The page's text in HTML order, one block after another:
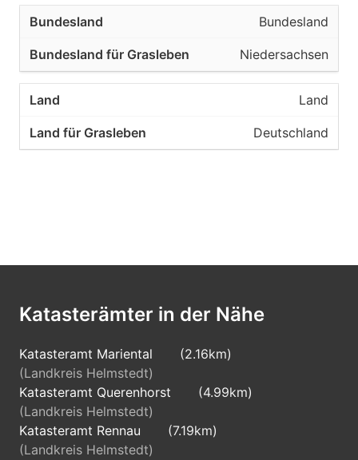
Bundesland
Niedersachsen
Land
Deutschland
Katasterämter in der Nähe
Katasteramt Mariental
(2.16km)
(Landkreis Helmstedt)
Katasteramt Querenhorst
(4.99km)
(Landkreis Helmstedt)
Katasteramt Rennau
(7.19km)
(Landkreis Helmstedt)